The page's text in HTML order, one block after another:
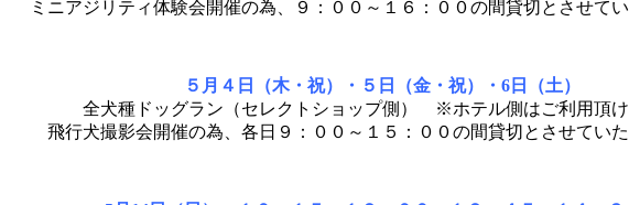
ミニアジリティ体験会開催の為、９：００～１６：００の間貸切とさせて
５月４日（木・祝）・５日（金・祝）・6日（土）
全犬種ドッグラン（セレクトショップ側） ※ホテル側はご利用頂
飛行犬撮影会開催の為、各日９：００～１５：００の間貸切とさせてい